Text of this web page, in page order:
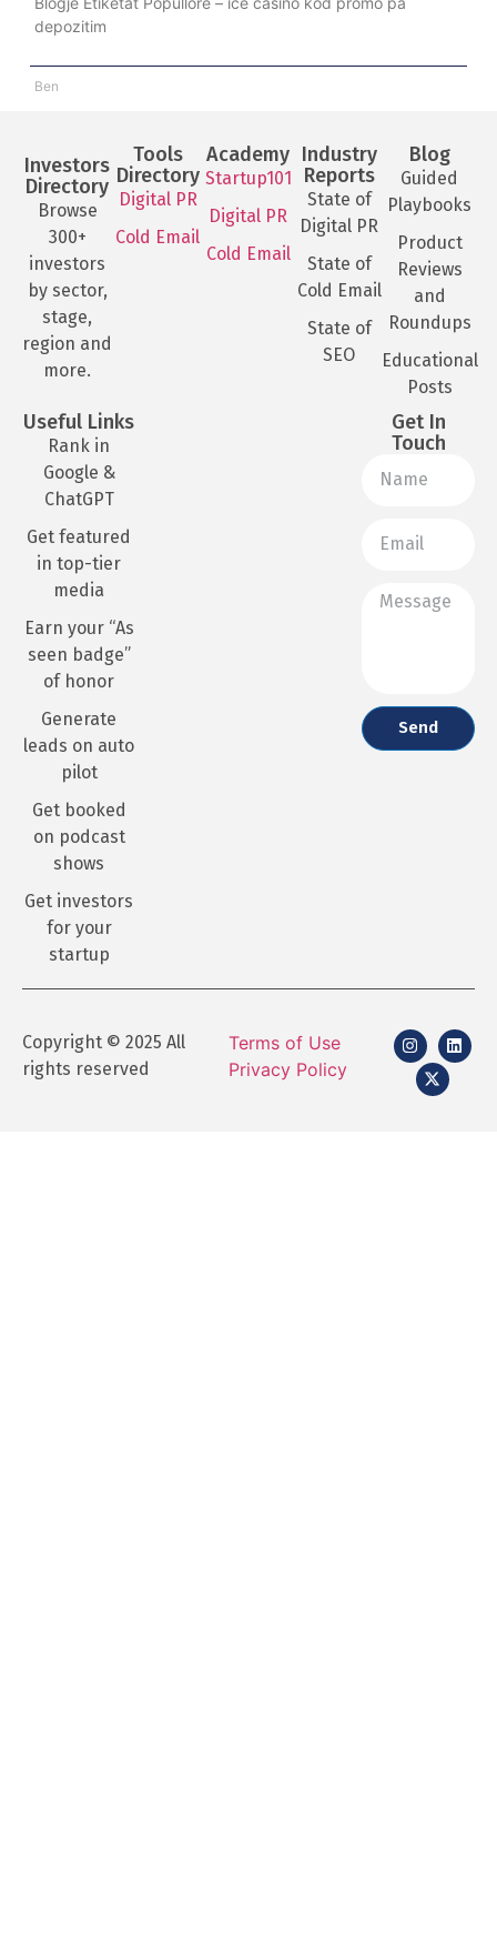
depozitim
Ben
Investors
Directory
Browse
300+
investors
by sector,
stage,
region and
more.
Tools
Directory
Digital PR
Cold Email
Academy
Startup101
Digital PR
Cold Email
Industry
Reports
State of
Digital PR
State of
Cold Email
State of
SEO
Blog
Guided
Playbooks
Product
Reviews
and
Roundups
Educational
Posts
Useful Links
Rank in
Google &
ChatGPT
Get featured
in top-tier
media
Earn your “As
seen badge”
of honor
Generate
leads on auto
pilot
Get booked
on podcast
shows
Get investors
for your
startup
Get In
Touch
Send
Copyright © 2025 All
rights reserved
Terms of Use
Privacy Policy